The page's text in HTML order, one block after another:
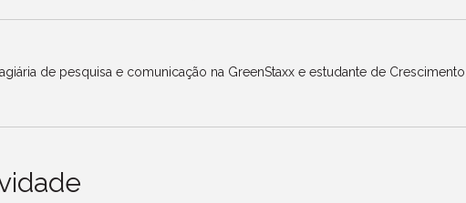
de pesquisa e comunicação na GreenStaxx e estudante de